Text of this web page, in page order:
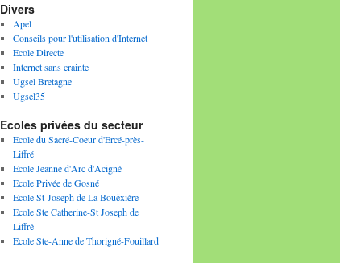
Divers
Apel
Conseils pour l'utilisation d'Internet
Ecole Directe
Internet sans crainte
Ugsel Bretagne
Ugsel35
Ecoles privées du secteur
Ecole du Sacré-Coeur d'Ercé-près-
Liffré
Ecole Jeanne d'Arc d'Acigné
Ecole Privée de Gosné
Ecole St-Joseph de La Bouëxière
Ecole Ste Catherine-St Joseph de
Liffré
Ecole Ste-Anne de Thorigné-Fouillard